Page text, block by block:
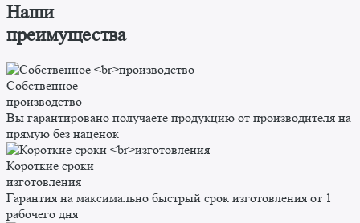
Наши
преимущества
Собственное
производство
Вы гарантировано получаете продукцию от производителя на
прямую без наценок
Короткие сроки
изготовления
Гарантия на максимально быстрый срок изготовления от 1
рабочего дня